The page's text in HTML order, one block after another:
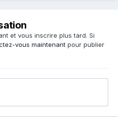
et vous inscrire plus tard. Si
vous maintenant pour publier